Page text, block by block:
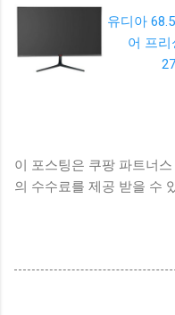
유디아
어 프리
이 포스팅은 쿠팡 파트너
의 수수료를 제공 받을 수